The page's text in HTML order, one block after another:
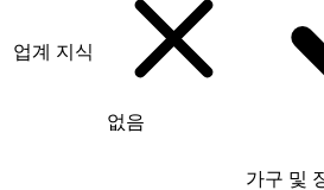
업계 지식
없음
가구 및